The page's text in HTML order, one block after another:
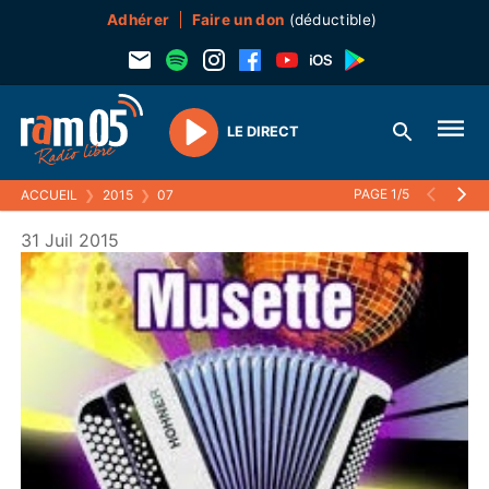
Adhérer Faire un don (déductible)
Play
LE DIRECT
ACCUEIL ❯ 2015 ❯ 07 PAGE 1/5
31 Juil 2015